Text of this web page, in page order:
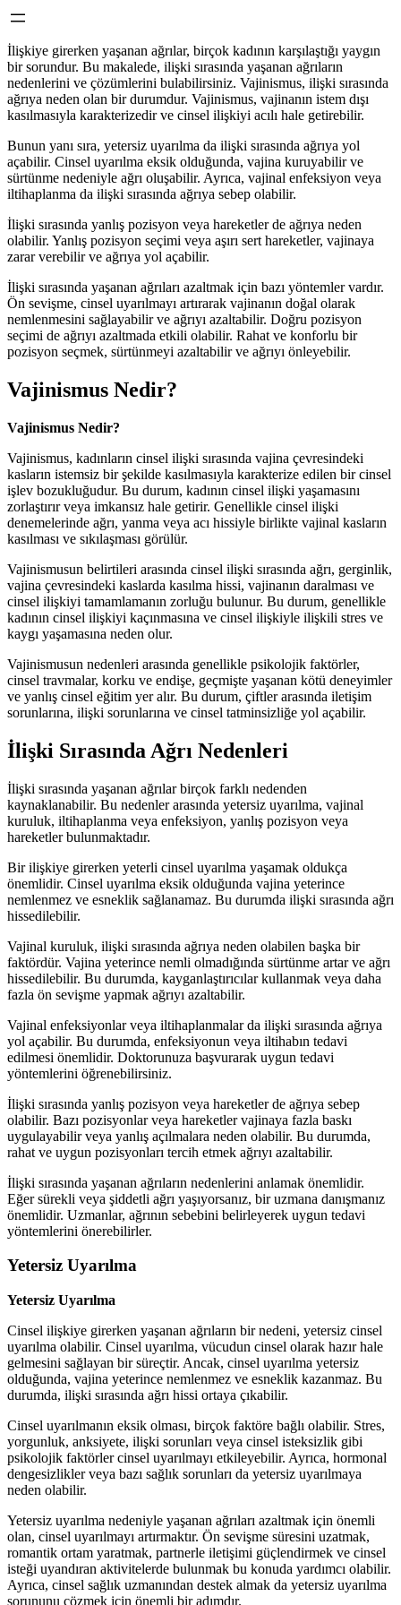
İlişkiye girerken yaşanan ağrılar, birçok kadının karşılaştığı yaygın
bir sorundur. Bu makalede, ilişki sırasında yaşanan ağrıların
nedenlerini ve çözümlerini bulabilirsiniz. Vajinismus, ilişki sırasında
ağrıya neden olan bir durumdur. Vajinismus, vajinanın istem dışı
kasılmasıyla karakterizedir ve cinsel ilişkiyi acılı hale getirebilir.
Bunun yanı sıra, yetersiz uyarılma da ilişki sırasında ağrıya yol
açabilir. Cinsel uyarılma eksik olduğunda, vajina kuruyabilir ve
sürtünme nedeniyle ağrı oluşabilir. Ayrıca, vajinal enfeksiyon veya
iltihaplanma da ilişki sırasında ağrıya sebep olabilir.
İlişki sırasında yanlış pozisyon veya hareketler de ağrıya neden
olabilir. Yanlış pozisyon seçimi veya aşırı sert hareketler, vajinaya
zarar verebilir ve ağrıya yol açabilir.
İlişki sırasında yaşanan ağrıları azaltmak için bazı yöntemler vardır.
Ön sevişme, cinsel uyarılmayı artırarak vajinanın doğal olarak
nemlenmesini sağlayabilir ve ağrıyı azaltabilir. Doğru pozisyon
seçimi de ağrıyı azaltmada etkili olabilir. Rahat ve konforlu bir
pozisyon seçmek, sürtünmeyi azaltabilir ve ağrıyı önleyebilir.
Vajinismus Nedir?
Vajinismus Nedir?
Vajinismus, kadınların cinsel ilişki sırasında vajina çevresindeki
kasların istemsiz bir şekilde kasılmasıyla karakterize edilen bir cinsel
işlev bozukluğudur. Bu durum, kadının cinsel ilişki yaşamasını
zorlaştırır veya imkansız hale getirir. Genellikle cinsel ilişki
denemelerinde ağrı, yanma veya acı hissiyle birlikte vajinal kasların
kasılması ve sıkılaşması görülür.
Vajinismusun belirtileri arasında cinsel ilişki sırasında ağrı, gerginlik,
vajina çevresindeki kaslarda kasılma hissi, vajinanın daralması ve
cinsel ilişkiyi tamamlamanın zorluğu bulunur. Bu durum, genellikle
kadının cinsel ilişkiyi kaçınmasına ve cinsel ilişkiyle ilişkili stres ve
kaygı yaşamasına neden olur.
Vajinismusun nedenleri arasında genellikle psikolojik faktörler,
cinsel travmalar, korku ve endişe, geçmişte yaşanan kötü deneyimler
ve yanlış cinsel eğitim yer alır. Bu durum, çiftler arasında iletişim
sorunlarına, ilişki sorunlarına ve cinsel tatminsizliğe yol açabilir.
İlişki Sırasında Ağrı Nedenleri
İlişki sırasında yaşanan ağrılar birçok farklı nedenden
kaynaklanabilir. Bu nedenler arasında yetersiz uyarılma, vajinal
kuruluk, iltihaplanma veya enfeksiyon, yanlış pozisyon veya
hareketler bulunmaktadır.
Bir ilişkiye girerken yeterli cinsel uyarılma yaşamak oldukça
önemlidir. Cinsel uyarılma eksik olduğunda vajina yeterince
nemlenmez ve esneklik sağlanamaz. Bu durumda ilişki sırasında ağrı
hissedilebilir.
Vajinal kuruluk, ilişki sırasında ağrıya neden olabilen başka bir
faktördür. Vajina yeterince nemli olmadığında sürtünme artar ve ağrı
hissedilebilir. Bu durumda, kayganlaştırıcılar kullanmak veya daha
fazla ön sevişme yapmak ağrıyı azaltabilir.
Vajinal enfeksiyonlar veya iltihaplanmalar da ilişki sırasında ağrıya
yol açabilir. Bu durumda, enfeksiyonun veya iltihabın tedavi
edilmesi önemlidir. Doktorunuza başvurarak uygun tedavi
yöntemlerini öğrenebilirsiniz.
İlişki sırasında yanlış pozisyon veya hareketler de ağrıya sebep
olabilir. Bazı pozisyonlar veya hareketler vajinaya fazla baskı
uygulayabilir veya yanlış açılmalara neden olabilir. Bu durumda,
rahat ve uygun pozisyonları tercih etmek ağrıyı azaltabilir.
İlişki sırasında yaşanan ağrıların nedenlerini anlamak önemlidir.
Eğer sürekli veya şiddetli ağrı yaşıyorsanız, bir uzmana danışmanız
önemlidir. Uzmanlar, ağrının sebebini belirleyerek uygun tedavi
yöntemlerini önerebilirler.
Yetersiz Uyarılma
Yetersiz Uyarılma
Cinsel ilişkiye girerken yaşanan ağrıların bir nedeni, yetersiz cinsel
uyarılma olabilir. Cinsel uyarılma, vücudun cinsel olarak hazır hale
gelmesini sağlayan bir süreçtir. Ancak, cinsel uyarılma yetersiz
olduğunda, vajina yeterince nemlenmez ve esneklik kazanmaz. Bu
durumda, ilişki sırasında ağrı hissi ortaya çıkabilir.
Cinsel uyarılmanın eksik olması, birçok faktöre bağlı olabilir. Stres,
yorgunluk, anksiyete, ilişki sorunları veya cinsel isteksizlik gibi
psikolojik faktörler cinsel uyarılmayı etkileyebilir. Ayrıca, hormonal
dengesizlikler veya bazı sağlık sorunları da yetersiz uyarılmaya
neden olabilir.
Yetersiz uyarılma nedeniyle yaşanan ağrıları azaltmak için önemli
olan, cinsel uyarılmayı artırmaktır. Ön sevişme süresini uzatmak,
romantik ortam yaratmak, partnerle iletişimi güçlendirmek ve cinsel
isteği uyandıran aktivitelerde bulunmak bu konuda yardımcı olabilir.
Ayrıca, cinsel sağlık uzmanından destek almak da yetersiz uyarılma
sorununu çözmek için önemli bir adımdır.